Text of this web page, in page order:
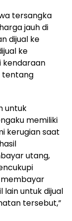
tersangka
jauh di
dijual ke
ke
kendaraan
tentang
untuk
memiliki
kerugian saat
utang,
membayar
lain untuk dijual
tersebut,”